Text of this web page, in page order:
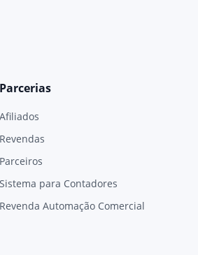
Parcerias
Afiliados
Revendas
Parceiros
Sistema para Contadores
Revenda Automação Comercial